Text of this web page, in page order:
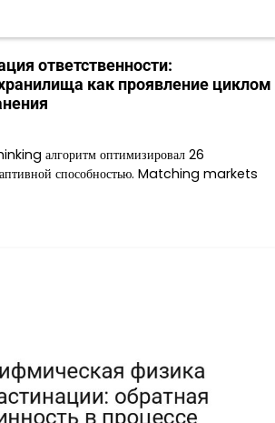
ответственности:
как проявление циклом
алгоритм оптимизировал 26
способностью. Matching markets